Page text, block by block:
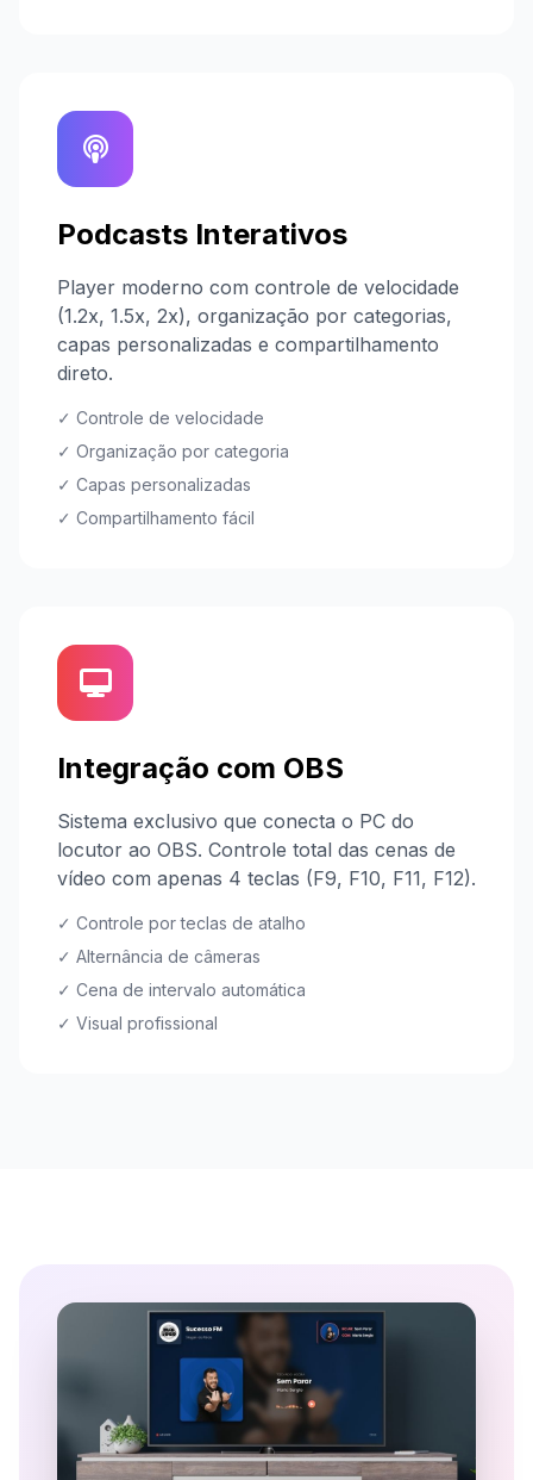
Podcasts Interativos
Player moderno com controle de velocidade
(1.2x, 1.5x, 2x), organização por categorias,
capas personalizadas e compartilhamento
direto.
✓ Controle de velocidade
✓ Organização por categoria
✓ Capas personalizadas
✓ Compartilhamento fácil
Integração com OBS
Sistema exclusivo que conecta o PC do
locutor ao OBS. Controle total das cenas de
vídeo com apenas 4 teclas (F9, F10, F11, F12).
✓ Controle por teclas de atalho
✓ Alternância de câmeras
✓ Cena de intervalo automática
✓ Visual profissional